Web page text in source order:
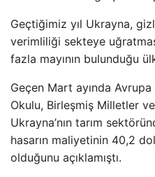
Geçtiğimiz yıl Ukrayna,
verimliliği sekteye
fazla mayının bulunduğu
Geçen Mart ayında
Okulu, Birleşmiş Milletler
Ukrayna’nın tarım
hasarın maliyetinin 40,2
olduğunu açıklamıştı.